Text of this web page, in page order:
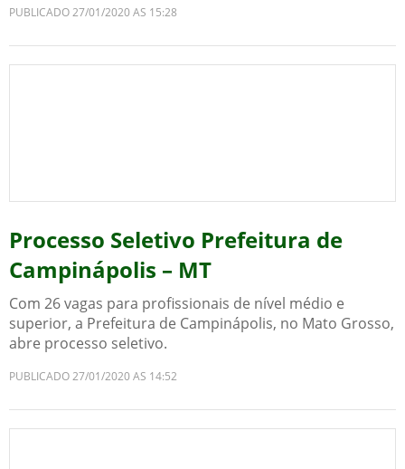
PUBLICADO 27/01/2020 AS 15:28
Processo Seletivo Prefeitura de
Campinápolis – MT
Com 26 vagas para profissionais de nível médio e
superior, a Prefeitura de Campinápolis, no Mato Grosso,
abre processo seletivo.
PUBLICADO 27/01/2020 AS 14:52